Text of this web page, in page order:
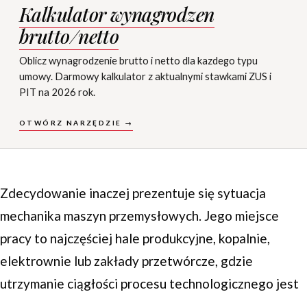
Kalkulator wynagrodzen
brutto/netto
Oblicz wynagrodzenie brutto i netto dla kazdego typu
umowy. Darmowy kalkulator z aktualnymi stawkami ZUS i
PIT na 2026 rok.
OTWÓRZ NARZĘDZIE →
Zdecydowanie inaczej prezentuje się sytuacja
mechanika maszyn przemysłowych. Jego miejsce
pracy to najczęściej hale produkcyjne, kopalnie,
elektrownie lub zakłady przetwórcze, gdzie
utrzymanie ciągłości procesu technologicznego jest